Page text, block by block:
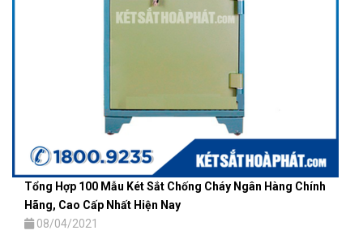
Tổng Hợp 100 Mẫu Két Sắt Chống Cháy Ngân Hàng Chính
Hãng, Cao Cấp Nhất Hiện Nay
08/04/2021